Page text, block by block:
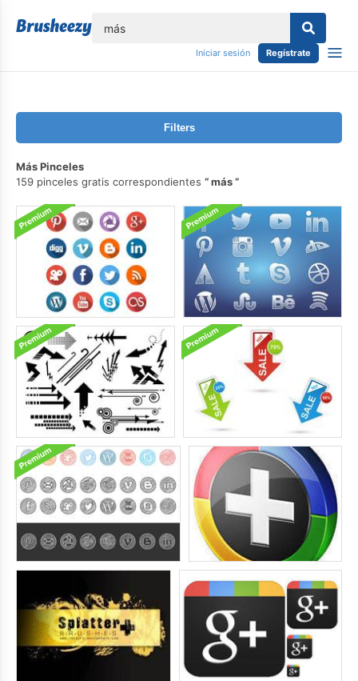
Iniciar sesión Regístrate
Filters
Más Pinceles
159 pinceles gratis correspondientes
más